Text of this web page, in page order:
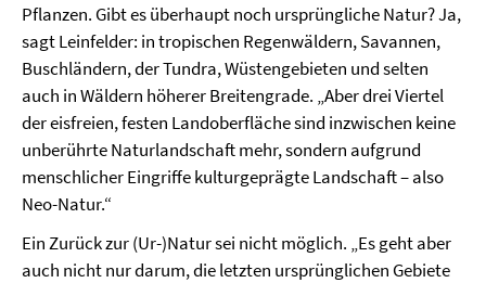
Pflanzen. Gibt es überhaupt noch ursprüngliche Natur? Ja,
sagt Leinfelder: in tropischen Regenwäldern, Savannen,
Buschländern, der Tundra, Wüstengebieten und selten
auch in Wäldern höherer Breitengrade. „Aber drei Viertel
der eisfreien, festen Landoberfläche sind inzwischen keine
unberührte Naturlandschaft mehr, sondern aufgrund
menschlicher Eingriffe kulturgeprägte Landschaft – also
Neo-Natur.“
Ein Zurück zur (Ur-)Natur sei nicht möglich. „Es geht aber
auch nicht nur darum, die letzten ursprünglichen Gebiete